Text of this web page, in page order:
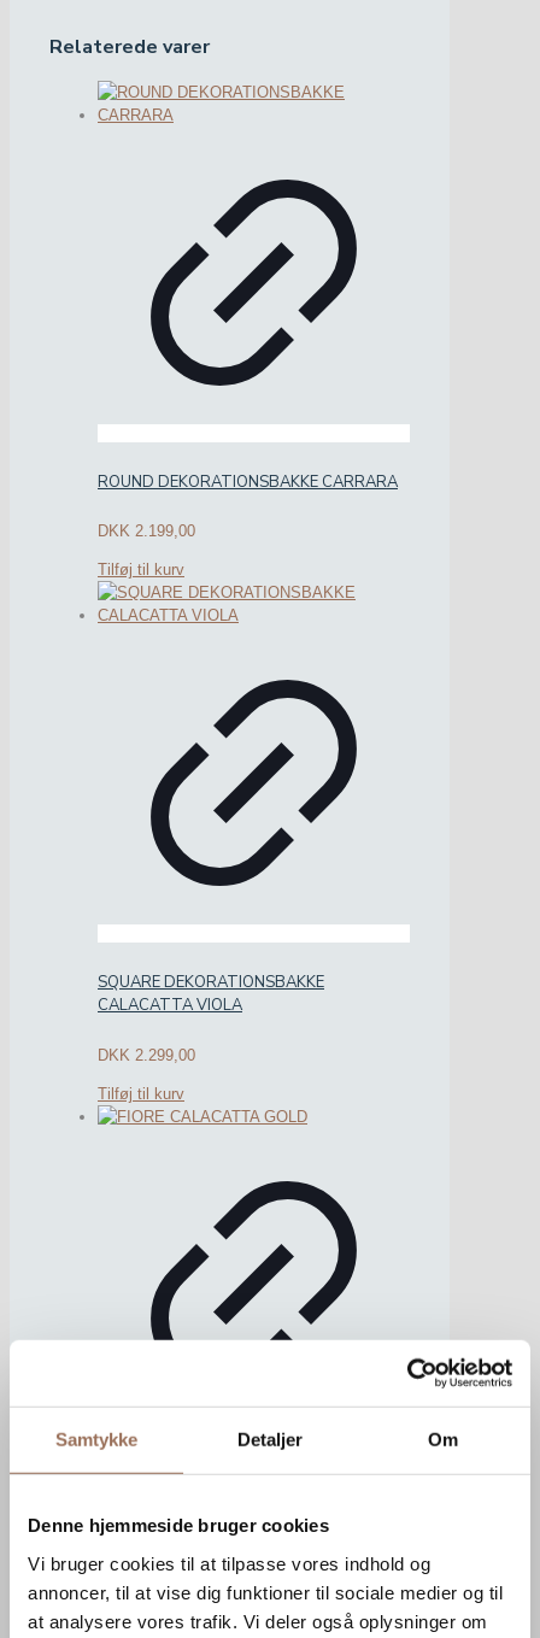
Samtykke Detaljer Om
Denne hjemmeside bruger cookies
Vi bruger cookies til at tilpasse vores indhold og
annoncer, til at vise dig funktioner til sociale medier og til
at analysere vores trafik. Vi deler også oplysninger om
Relaterede varer
ROUND DEKORATIONSBAKKE CARRARA
DKK 2.199,00
Tilføj til kurv
SQUARE DEKORATIONSBAKKE
CALACATTA VIOLA
DKK 2.299,00
Tilføj til kurv
DKK28.750,00
Tilføj til kurv